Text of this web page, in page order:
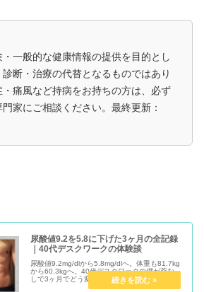
一般的な健康情報の提供を目的とし
断・治療の代替となるものではあり
・痛風など持病をお持ちの方は、必ず
家にご相談ください。最終更新：
尿酸値9.2を5.8に下げた3ヶ月の全記録
｜40代デスクワークの体験談
尿酸値9.2mg/dlから5.8mg/dlへ。体重も81.7kg
から60.3kgへ。40代デスクワークの僕が薬な
しで3ヶ月でどう変わったか、月ごとの変化と
実践内容をすべて正直に公開します。